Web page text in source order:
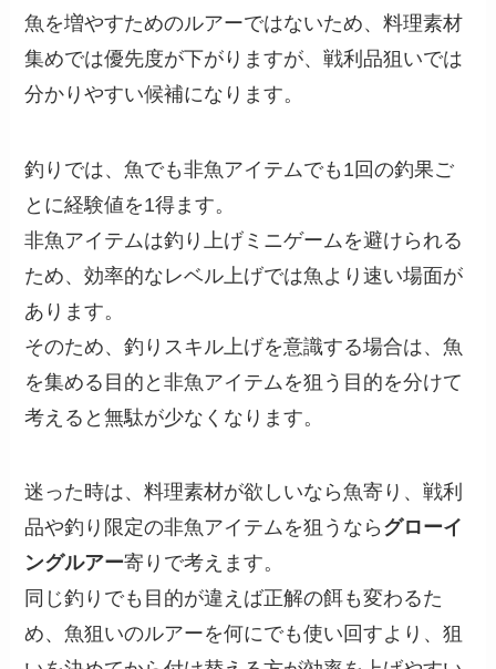
魚を増やすためのルアーではないため、料理素材
集めでは優先度が下がりますが、戦利品狙いでは
分かりやすい候補になります。
釣りでは、魚でも非魚アイテムでも1回の釣果ご
とに経験値を1得ます。
非魚アイテムは釣り上げミニゲームを避けられる
ため、効率的なレベル上げでは魚より速い場面が
あります。
そのため、釣りスキル上げを意識する場合は、魚
を集める目的と非魚アイテムを狙う目的を分けて
考えると無駄が少なくなります。
迷った時は、料理素材が欲しいなら魚寄り、戦利
品や釣り限定の非魚アイテムを狙うなら グローイ
ングルアー寄りで考えます。
同じ釣りでも目的が違えば正解の餌も変わるた
め、魚狙いのルアーを何にでも使い回すより、狙